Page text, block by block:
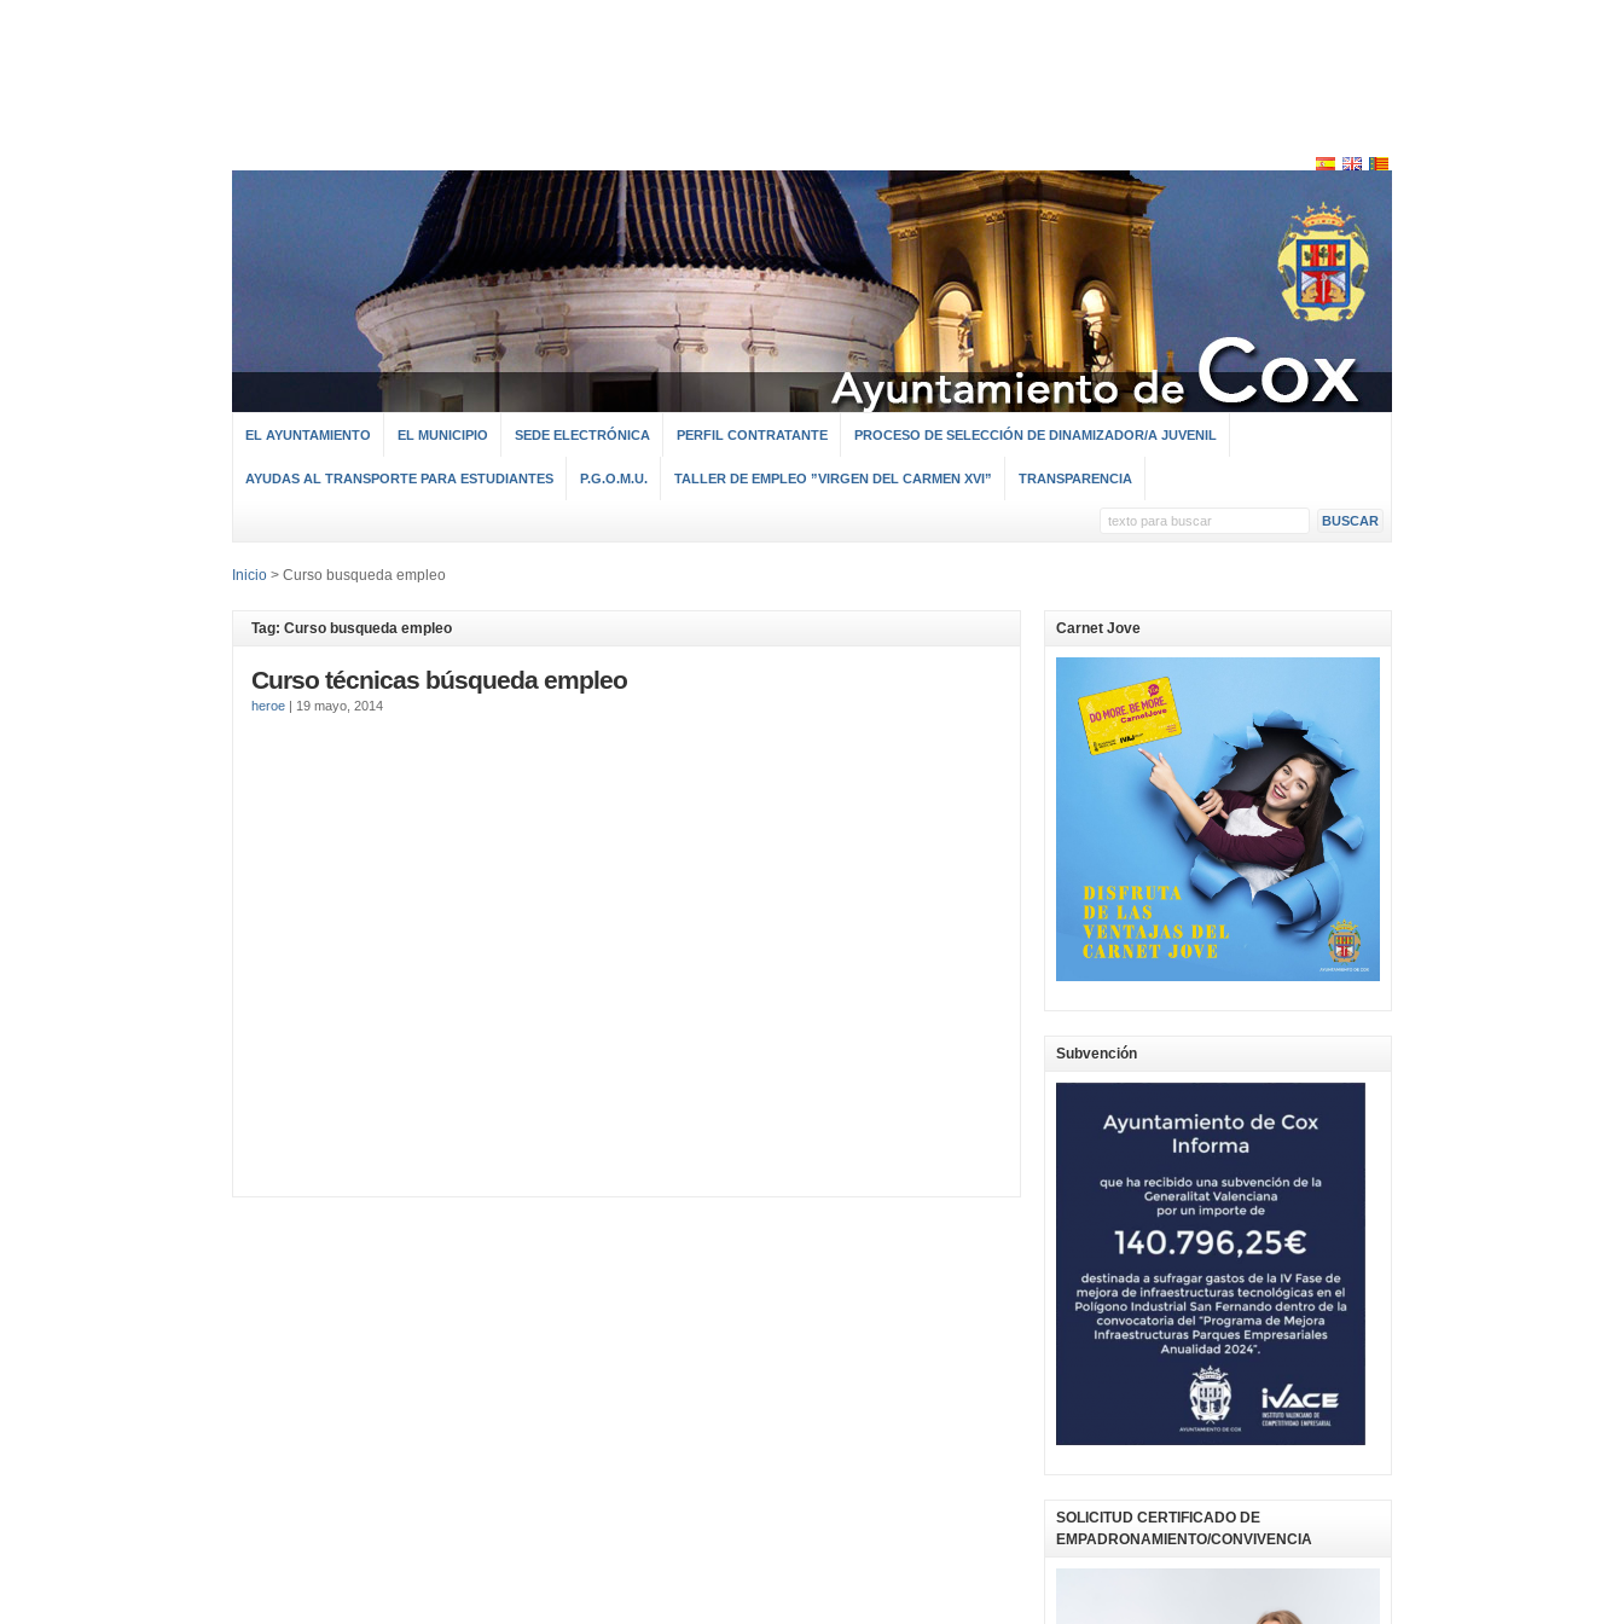
EL AYUNTAMIENTO EL MUNICIPIO SEDE ELECTRÓNICA PERFIL CONTRATANTE PROCESO DE SELECCIÓN DE DINAMIZADOR/A JUVENIL
AYUDAS AL TRANSPORTE PARA ESTUDIANTES P.G.O.M.U. TALLER DE EMPLEO ”VIRGEN DEL CARMEN XVI” TRANSPARENCIA
Inicio > Curso busqueda empleo
Tag: Curso busqueda empleo
Curso técnicas búsqueda empleo
heroe | 19 mayo, 2014
Carnet Jove
Subvención
SOLICITUD CERTIFICADO DE
EMPADRONAMIENTO/CONVIVENCIA